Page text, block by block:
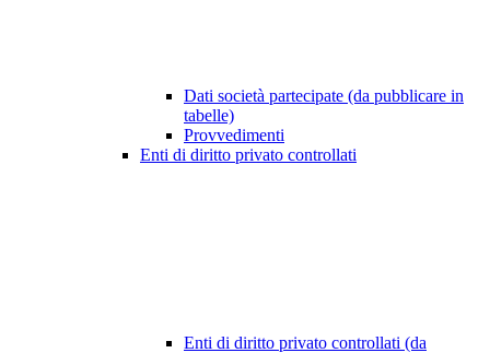
Dati società partecipate (da pubblicare in
tabelle)
Provvedimenti
Enti di diritto privato controllati
Enti di diritto privato controllati (da